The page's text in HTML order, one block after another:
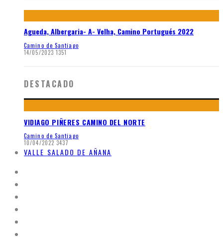
Agueda, Albergaria- A- Velha, Camino Portugués 2022
Camino de Santiago
14/05/2023 1351
DESTACADO
VIDIAGO PIÑERES CAMINO DEL NORTE
Camino de Santiago
10/04/2022 3437
VALLE SALADO DE AÑANA